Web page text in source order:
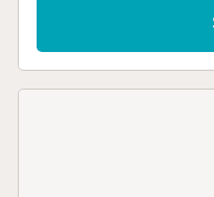
lyse spiseområde, har I
om aftenen i den
et glas vin, eller stream